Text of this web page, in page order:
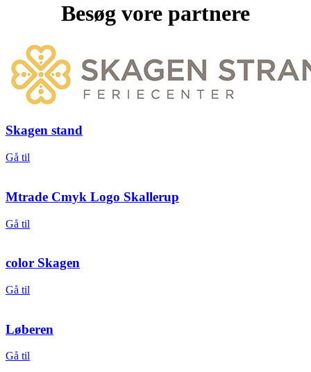
Besøg vore partnere
Skagen stand
Gå til
Mtrade Cmyk Logo Skallerup
Gå til
color Skagen
Gå til
Løberen
Gå til